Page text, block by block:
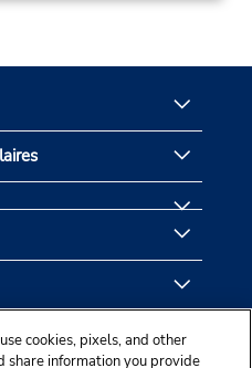
cookies, pixels, and other
share information you provide